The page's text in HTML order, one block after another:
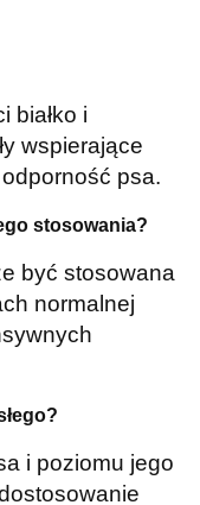
białko i
wspierające
psa.
stosowania?
być stosowana
normalnej
i poziomu jego